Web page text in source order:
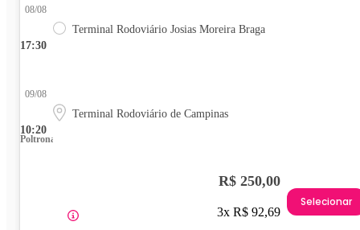
17:30
08/08
Terminal Rodoviário Josias Moreira Braga
10:20
09/08
Terminal Rodoviário de Campinas
Poltrona
R$ 250,00
3x R$ 92,69
Selecionar